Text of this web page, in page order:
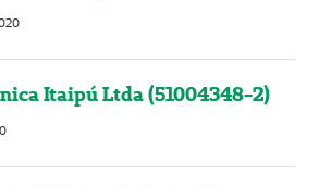
Itaipú Ltda (51004348-2)